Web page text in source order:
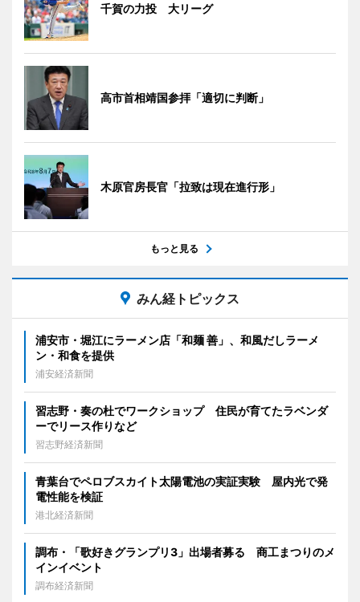
千賀の力投 大リーグ
高市首相靖国参拝「適切に判断」
木原官房長官「拉致は現在進行形」
もっと見る
みん経トピックス
浦安市・堀江にラーメン店「和麺 善」、和風だしラーメ
ン・和食を提供
浦安経済新聞
習志野・奏の杜でワークショップ 住民が育てたラベンダ
ーでリース作りなど
習志野経済新聞
青葉台でペロブスカイト太陽電池の実証実験 屋内光で発
電性能を検証
港北経済新聞
調布・「歌好きグランプリ3」出場者募る 商工まつりのメ
インイベント
調布経済新聞